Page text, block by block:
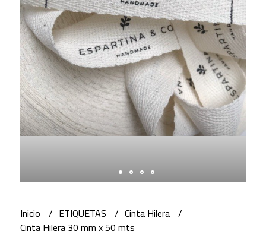
Inicio ETIQUETAS
Cinta Hilera
Cinta Hilera 30 mm x 50 mts